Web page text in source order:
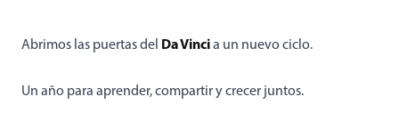
Abrimos las puertas del Da Vincia un nuevo ciclo.
Un año para aprender, compartir y crecer juntos.